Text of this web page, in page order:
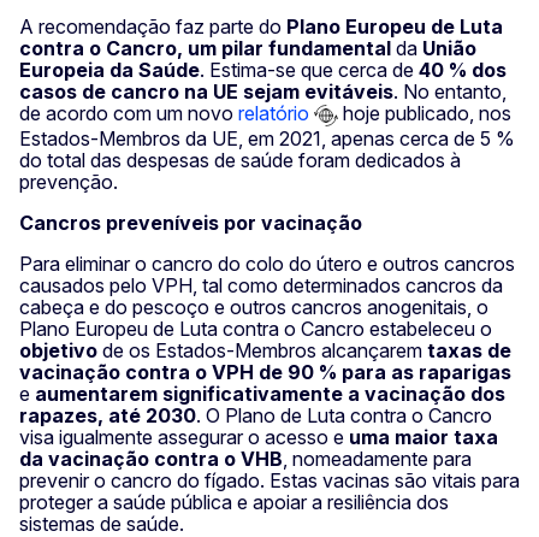
A recomendação faz parte do Plano Europeu de Luta
contra o Cancro, um pilar fundamental da União
Europeia da Saúde. Estima-se que cerca de 40 % dos
casos de cancro na UE sejam evitáveis. No entanto,
de acordo com um novo relatório
hoje publicado, nos
Estados-Membros da UE, em 2021, apenas cerca de 5 %
do total das despesas de saúde foram dedicados à
prevenção.
Cancros preveníveis por vacinação
Para eliminar o cancro do colo do útero e outros cancros
causados pelo VPH, tal como determinados cancros da
cabeça e do pescoço e outros cancros anogenitais, o
Plano Europeu de Luta contra o Cancro estabeleceu o
objetivo de os Estados-Membros alcançarem taxas de
vacinação contra o VPH de 90 % para as raparigas
e aumentarem significativamente a vacinação dos
rapazes, até 2030. O Plano de Luta contra o Cancro
visa igualmente assegurar o acesso e uma maior taxa
da vacinação contra o VHB , nomeadamente para
prevenir o cancro do fígado. Estas vacinas são vitais para
proteger a saúde pública e apoiar a resiliência dos
sistemas de saúde.